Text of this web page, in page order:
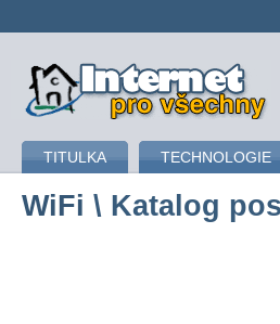
připojení k internetu
TITULKA TECHNOLOGIE
WiFi \ Katalog